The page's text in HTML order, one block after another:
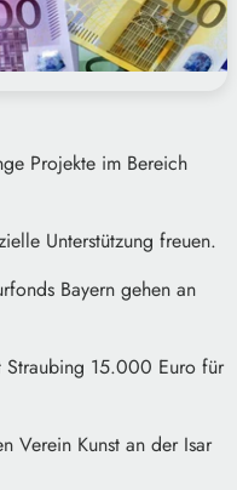
Projekte im Bereich
Unterstützung freuen.
Bayern gehen an
Straubing 15.000 Euro für
Verein Kunst an der Isar